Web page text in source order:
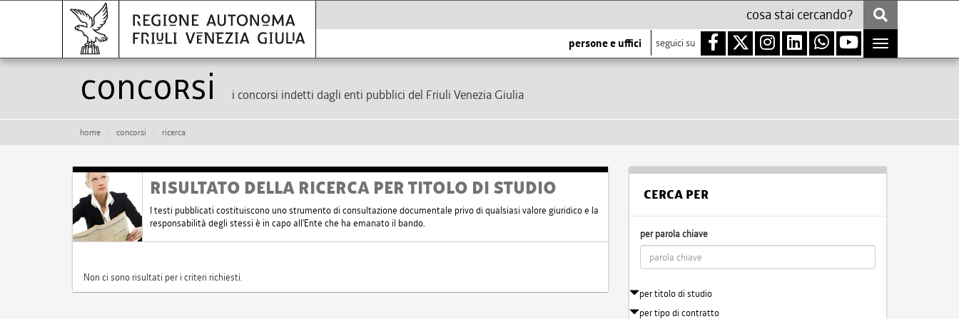
persone e uffici seguici su
Toggle
navigation
Concorsi i concorsi indetti dagli enti pubblici del Friuli Venezia Giulia
home concorsi ricerca
RISULTATO DELLA RICERCA PER TITOLO DI STUDIO
I testi pubblicati costituiscono uno strumento di consultazione documentale privo di qualsiasi valore giuridico e la
responsabilità degli stessi è in capo all'Ente che ha emanato il bando.
Non ci sono risultati per i criteri richiesti.
CERCA PER
per parola chiave
per titolo di studio
per tipo di contratto